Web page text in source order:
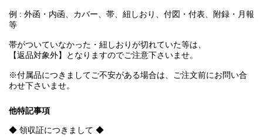
例 : 外函・内函、カバー、帯、紐しおり、付図・付表、附録・月報
等
帯がついていなかった・紐しおりが切れていた等は、
【返品対象外】となりますのでご注意下さいませ。
※付属品につきましてご不安がある場合は、ご注文前にお問い合
わせ下さいませ。
他特記事項
◆ 領収証につきまして ◆